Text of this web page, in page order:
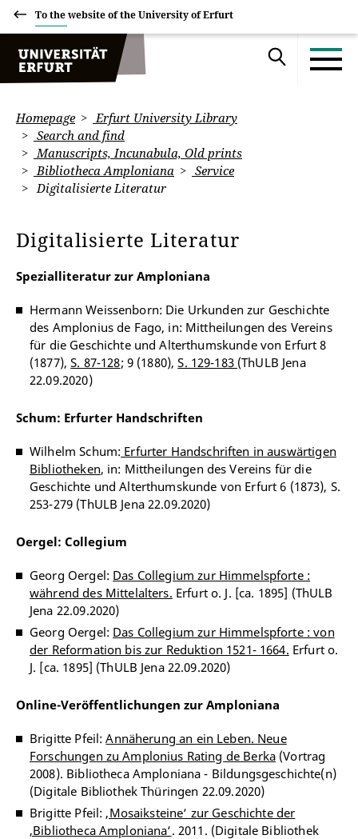
To the website of the University of Erfurt
Homepage
Erfurt University Library
Search and find
Manuscripts, Incunabula, Old prints
Bibliotheca Amploniana
Service
Digitalisierte Literatur
Digitalisierte Literatur
Spezialliteratur zur Amploniana
Hermann Weissenborn: Die Urkunden zur Geschichte
des Amplonius de Fago, in: Mittheilungen des Vereins
für die Geschichte und Alterthumskunde von Erfurt 8
(1877),S. 87-128; 9 (1880),S. 129-183 (ThULB Jena
22.09.2020)
Schum: Erfurter Handschriften
Wilhelm Schum: Erfurter Handschriften in auswärtigen
Bibliotheken, in: Mittheilungen des Vereins für die
Geschichte und Alterthumskunde von Erfurt 6 (1873), S.
253-279 (ThULB Jena 22.09.2020)
Oergel: Collegium
Georg Oergel: Das Collegium zur Himmelspforte :
während des Mittelalters. Erfurt o. J. [ca. 1895] (ThULB
Jena 22.09.2020)
Georg Oergel: Das Collegium zur Himmelspforte : von
der Reformation bis zur Reduktion 1521- 1664. Erfurt o.
J. [ca. 1895] (ThULB Jena 22.09.2020)
Online-Veröffentlichungen zur Amploniana
Brigitte Pfeil:Annäherung an ein Leben. Neue
Forschungen zu Amplonius Rating de Berka (Vortrag
2008). Bibliotheca Amploniana - Bildungsgeschichte(n)
(Digitale Bibliothek Thüringen 22.09.2020)
Brigitte Pfeil: ‚Mosaiksteine‘ zur Geschichte der
‚Bibliotheca Amploniana‘. 2011. (Digitale Bibliothek